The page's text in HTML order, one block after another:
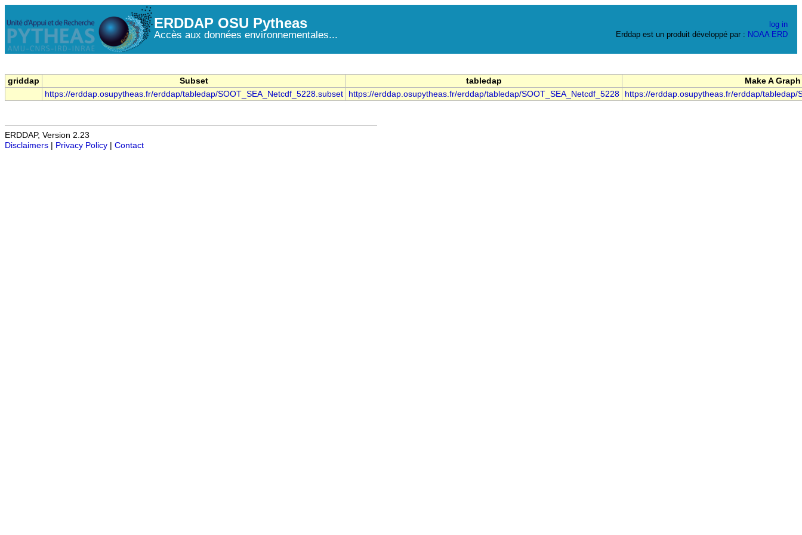
ERDDAP OSU Pytheas
Accès aux données environnementales...
log in
Erddap est un produit développé par : NOAA ERD
griddap Subset tabledap
Make A Graph
https://erddap.osupytheas.fr/erddap/tabledap/SOOT_SEA_Netcdf_5228.subset
https://erddap.osupytheas.fr/erddap/tabledap/SOOT_SEA_Netcdf_5228 https://erddap.osupytheas.fr/erddap/tabledap/
ERDDAP, Version 2.23
Disclaimers | Privacy Policy | Contact